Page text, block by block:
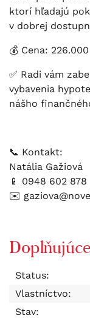
ktorí hľadajú
v dobrej
💰 Cena:
✅ Radi vám
vybavenia
nášho
📞 Kontakt:
Natália Gažiová
📱 0948 602 878
✉️
Status:
Vlastníctvo:
Stav: